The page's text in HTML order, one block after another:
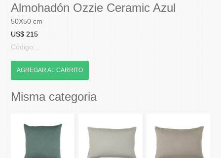
Almohadón Ozzie Ceramic Azul
50X50 cm
US$ 215
Código:
AGREGAR AL CARRITO
Misma categoria